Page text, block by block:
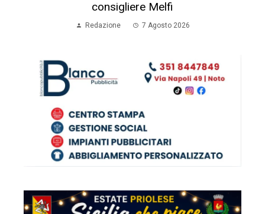
consigliere Melfi
Redazione 7 Agosto 2026